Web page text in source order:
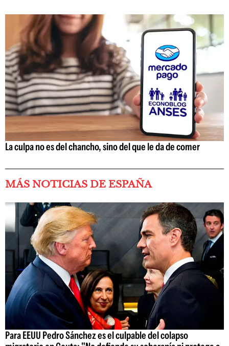
La culpa no es del chancho, sino del que le da de comer
MÁS NOTICIAS DE ESPAÑA
Para EEUU Pedro Sánchez es el culpable del colapso